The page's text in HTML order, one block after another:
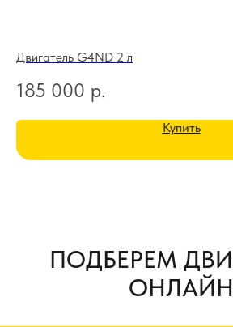
Двигатель G4ND 2 л
185 000 р.
Купить
ПОДБЕРЕМ
ОНЛАЙН